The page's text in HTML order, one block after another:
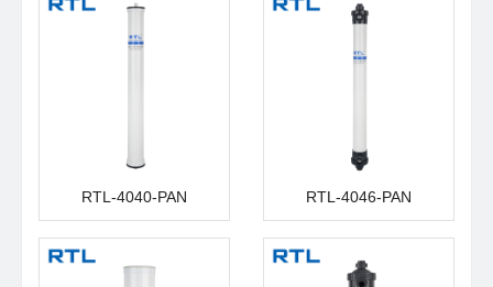
RTL-4040-PAN RTL-4046-PAN